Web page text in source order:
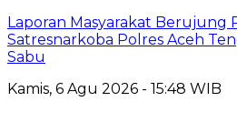
Laporan Masyarakat Berujung
Satresnarkoba Polres Aceh
Sabu
Kamis, 6 Agu 2026 - 15:48 WIB